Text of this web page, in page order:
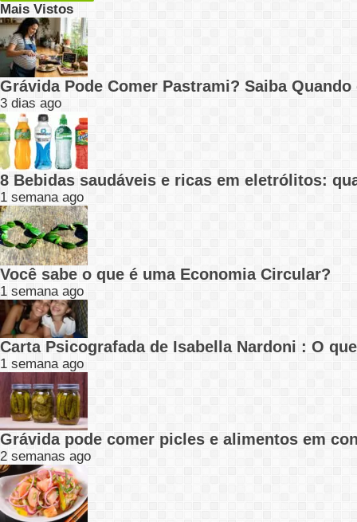
Mais Vistos
Grávida Pode Comer Pastrami? Saiba
3 dias ago
8 Bebidas saudáveis e ricas em eletrólitos:
1 semana ago
Você sabe o que é uma Economia Circular?
1 semana ago
Carta Psicografada de Isabella Nardoni : O
1 semana ago
Grávida pode comer picles e alimentos em
2 semanas ago